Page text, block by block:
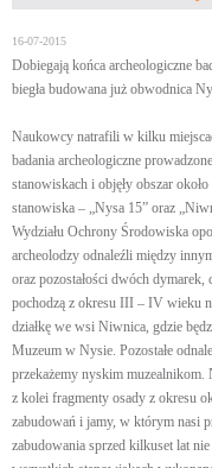
16-07-2015
Dobiegają końca archeologiczne
biegła budowana już obwodnica
Naukowcy natrafili w kilku
badania archeologiczne
stanowiskach i objęły obszar
stanowiska – „Nysa 15” oraz
Wydziału Ochrony Środowiska
archeolodzy odnaleźli między
oraz pozostałości dwóch
pochodzą z okresu III – IV wieku
działkę we wsi Niwnica, gdzie
Muzeum w Nysie. Pozostałe
przekażemy nyskim
z kolei fragmenty osady z okresu
zabudowań i jamy, w którym nasi
zabudowania sprzed kilkuset lat